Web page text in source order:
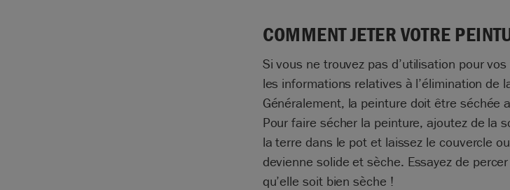
COMMENT JETER VOTRE
Si vous ne trouvez pas d’utilisation pour
les informations relatives à l’élimination de
Généralement, la peinture doit être séchée
Pour faire sécher la peinture, ajoutez de la
la terre dans le pot et laissez le couvercle
devienne solide et sèche. Essayez de
qu’elle soit bien sèche !